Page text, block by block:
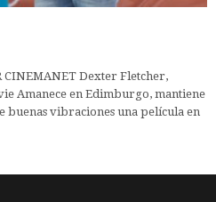
CINEMANET Dexter Fletcher,
Amanece en Edimburgo, mantiene
buenas vibraciones una película en